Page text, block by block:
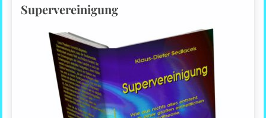
Supervereinigung